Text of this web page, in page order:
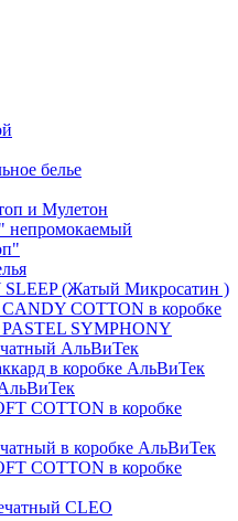
белье
и Мулетон
непромокаемый
SLEEP (Жатый Микросатин )
COTTON в коробке
PASTEL SYMPHONY
АльВиТек
в коробке АльВиТек
COTTON в коробке
в коробке АльВиТек
COTTON в коробке
CLEO